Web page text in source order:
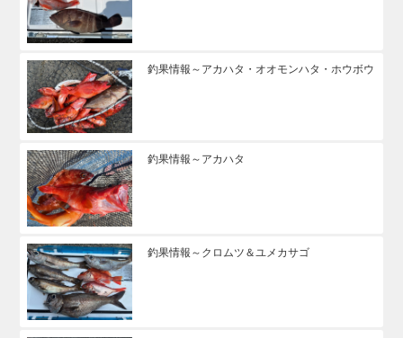
釣果情報～アカハタ・オオモンハタ・ホウボウ
釣果情報～アカハタ
釣果情報～クロムツ＆ユメカサゴ